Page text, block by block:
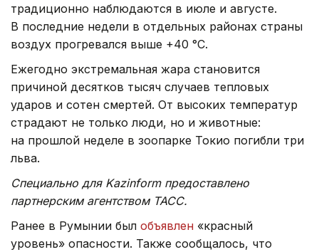
традиционно наблюдаются в июле и августе.
В последние недели в отдельных районах страны
воздух прогревался выше +40 °C.
Ежегодно экстремальная жара становится
причиной десятков тысяч случаев тепловых
ударов и сотен смертей. От высоких температур
страдают не только люди, но и животные:
на прошлой неделе в зоопарке Токио погибли три
льва.
Специально для Kazinform предоставлено
партнерским агентством ТАСС.
Ранее в Румынии был объявлен «красный
уровень» опасности. Также сообщалось, что